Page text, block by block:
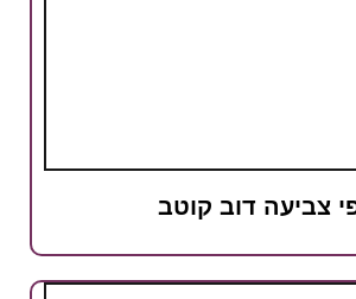
צביעה דוב קוטב